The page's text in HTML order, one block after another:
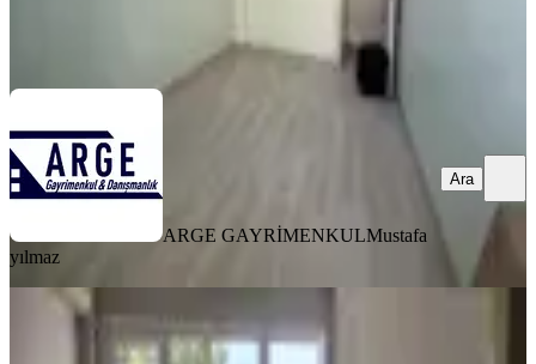
ARGE GAYRİMENKULMustafa
yılmaz
Ara
YENİ
Alagöz'den 2+1 Horhorda Kiralık
Daire